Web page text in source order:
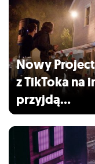
Nowy
z TikToka na
przyjdą…